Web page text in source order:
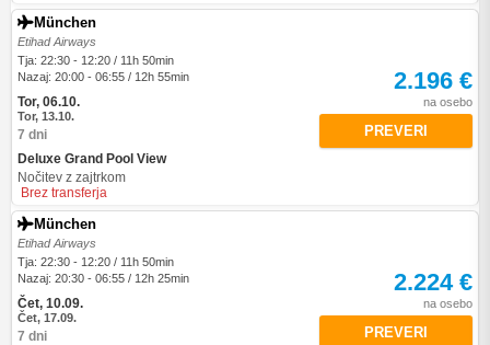
München
Etihad Airways
Tja: 22:30 - 12:20 / 11h 50min
Nazaj: 20:00 - 06:55 / 12h 55min
Tor, 06.10.
Tor, 13.10.
7 dni
Deluxe Grand Pool View
Nočitev z zajtrkom
Brez transferja
2.196 €
na osebo
PREVERI
München
Etihad Airways
Tja: 22:30 - 12:20 / 11h 50min
Nazaj: 20:30 - 06:55 / 12h 25min
Čet, 10.09.
Čet, 17.09.
7 dni
2.224 €
na osebo
PREVERI